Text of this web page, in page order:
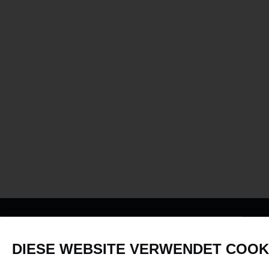
DIESE WEBSITE VERWENDET